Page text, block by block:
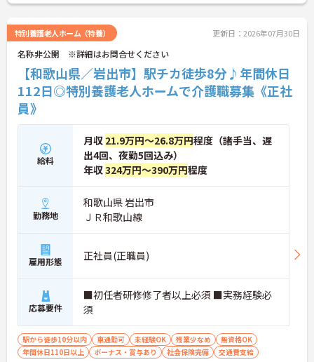
特別養護老人ホーム（特養） 更新日：2026年07月30日
名称非公開 ※詳細はお問合せください
【和歌山県／岩出市】駅チカ徒歩8分♪年間休日
112日◎特別養護老人ホームで介護職募集《正社
員》
給料
月収 21.9万円～26.8万円程度（諸手当、遅
出4回、夜勤5回込み）
年収324万円～390万円程度
勤務地
和歌山県 岩出市
ＪＲ和歌山線
雇用形態 正社員(正職員)
応募要件
■初任者研修修了者以上必須 ■実務経験必
須
駅から徒歩10分以内 車通勤可 未経験OK 残業少なめ
無資格OK
年間休日110日以上
ボーナス・賞与あり 社会保険完備 交通費支給